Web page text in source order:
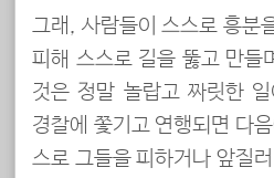
그래, 사람들이 스스로 흥분
피해 스스로 길을 뚫고 만들
것은 정말 놀랍고 짜릿한
경찰에 쫓기고 연행되면 다
스로 그들을 피하거나 앞질